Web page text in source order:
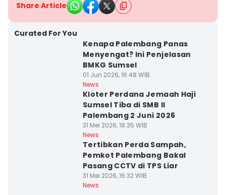
Share Article
Curated For You
Kenapa Palembang Panas
Menyengat? Ini Penjelasan
BMKG Sumsel
01 Jun 2026, 16:48 WIB
News
Kloter Perdana Jemaah Haji
Sumsel Tiba di SMB II
Palembang 2 Juni 2026
31 Mei 2026, 18:35 WIB
News
Tertibkan Perda Sampah,
Pemkot Palembang Bakal
Pasang CCTV di TPS Liar
31 Mei 2026, 16:32 WIB
News